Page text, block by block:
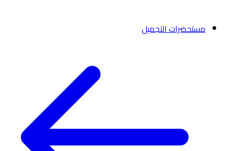
مستحضرات التجميل